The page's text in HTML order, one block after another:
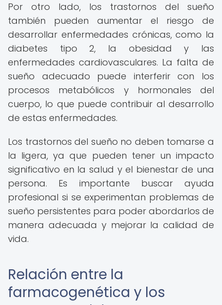
Por otro lado, los trastornos del sueño
también pueden aumentar el riesgo de
desarrollar enfermedades crónicas, como la
diabetes tipo 2, la obesidad y las
enfermedades cardiovasculares. La falta de
sueño adecuado puede interferir con los
procesos metabólicos y hormonales del
cuerpo, lo que puede contribuir al desarrollo
de estas enfermedades.
Los trastornos del sueño no deben tomarse a
la ligera, ya que pueden tener un impacto
significativo en la salud y el bienestar de una
persona. Es importante buscar ayuda
profesional si se experimentan problemas de
sueño persistentes para poder abordarlos de
manera adecuada y mejorar la calidad de
vida.
Relación entre la
farmacogenética y los